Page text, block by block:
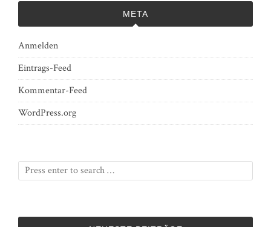
META
Anmelden
Eintrags-Feed
Kommentar-Feed
WordPress.org